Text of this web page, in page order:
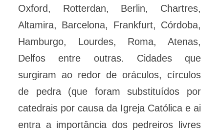
Oxford, Rotterdan, Berlin, Chartres,
Altamira, Barcelona, Frankfurt, Córdoba,
Hamburgo, Lourdes, Roma, Atenas,
Delfos entre outras. Cidades que
surgiram ao redor de oráculos, círculos
de pedra (que foram substituídos por
catedrais por causa da Igreja Católica e ai
entra a importância dos pedreiros livres